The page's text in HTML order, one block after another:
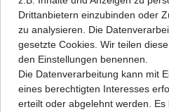
* inkl. ges. MwSt. zzgl.Versandkosten
Beschreibung
Drittanbietern einzubinden oder
zu analysieren. Die
gesetzte Cookies. Wir teilen
den Einstellungen benennen.
Die Datenverarbeitung kann mit
eines berechtigten Interesses
erteilt oder abgelehnt werden.